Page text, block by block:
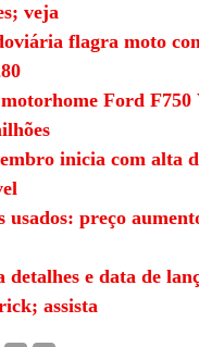
veja
flagra moto
motorhome Ford
inicia com alta
usados: preço
detalhes e data de
assista